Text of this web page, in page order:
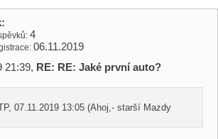
4
06.11.2019
21:39, RE: RE: Jaké první auto?
07.11.2019 13:05 (Ahoj,- starší Mazdy